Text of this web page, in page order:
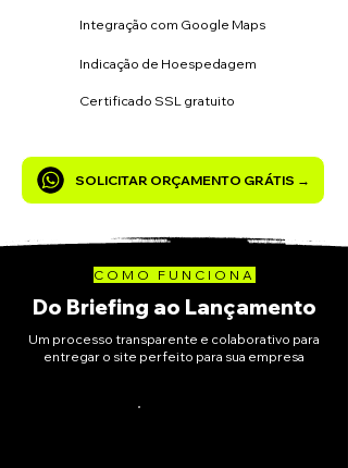
Integração com Google Maps
Indicação de Hoespedagem
Certificado SSL gratuito
SOLICITAR ORÇAMENTO GRÁTIS →
COMO FUNCIONA
Do Briefing ao Lançamento
Um processo transparente e colaborativo para
entregar o site perfeito para sua empresa